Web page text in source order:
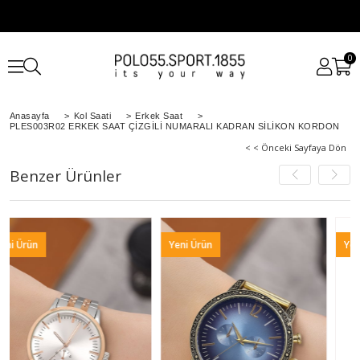
0
Anasayfa > Kol Saati > Erkek Saat
>
PLES003R02 ERKEK SAAT ÇİZGİLİ NUMARALI KADRAN SİLİKON KORDON
< < Önceki Sayfaya Dön
Benzer Ürünler